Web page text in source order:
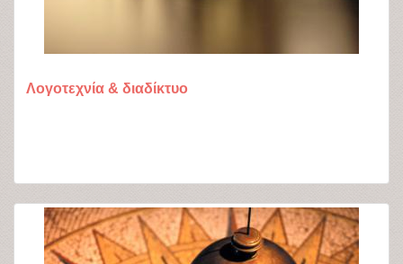
Λογοτεχνία & διαδίκτυο